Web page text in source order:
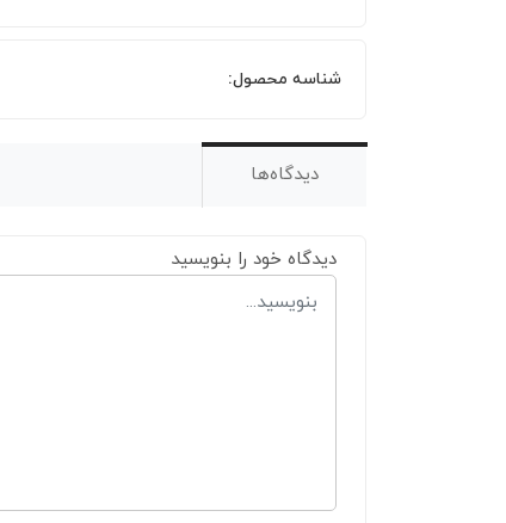
شناسه محصول:
دیدگاه‌ها
دیدگاه خود را بنویسید